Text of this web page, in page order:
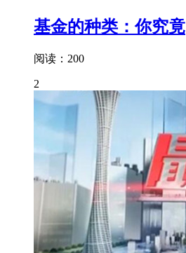
基金的种类：你究竟
阅读：200
2